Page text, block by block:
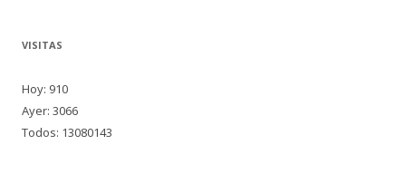
VISITAS
Hoy: 910
Ayer: 3066
Todos: 13080143